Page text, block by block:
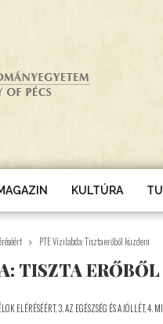
KULTÚRA
PTE Vízilabda: Tiszta erőből küzdeni
TISZTA
ELÉRÉSÉÉRT,3. AZ EGÉSZSÉG ÉS A JÓLLÉT,4.